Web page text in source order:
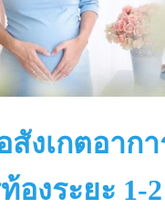
สังเกตอาก
องระยะ 1-